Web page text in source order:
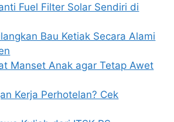
Fuel Filter Solar Sendiri di
Bau Ketiak Secara Alami
Manset Anak agar Tetap Awet
Kerja Perhotelan? Cek